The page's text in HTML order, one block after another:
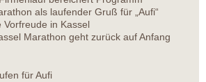
als laufender Gruß für „Aufi“
Vorfreude in Kassel
Marathon geht zurück auf Anfang
für Aufi